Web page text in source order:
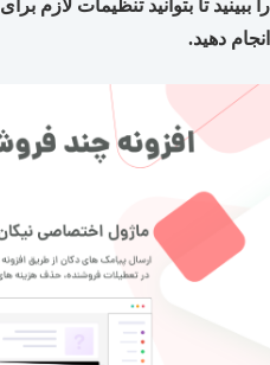
را ببینید تا بتوانید تنظیمات لازم برای
انجام دهید.